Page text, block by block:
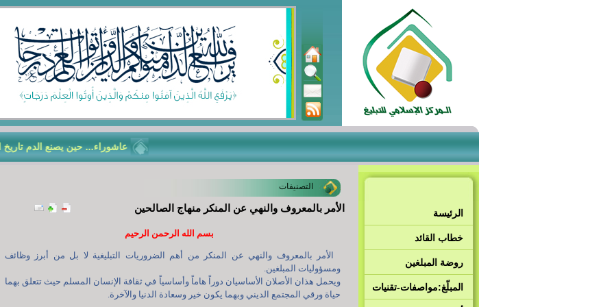
عاشوراء... حين يصنع الدم تاريخ
الرئيسة
خطاب القائد
روضة المبلغين
المبلّغ:مواصفات-تقنيات
التصنيفات
الأمر بالمعروف والنهي عن المنكر منهاج الصالحين
بسم الله الرحمن الرحيم
الأمر بالمعروف والنهي عن المنكر من أهم الضروريات التبليغية لا بل من أبرز وظائف
ومسؤوليات المبلغين.
ويحمل هذان الأصلان الأساسيان دوراً هاماً وأساسياً في ثقافة الإنسان المسلم حيث تتعلق بهما
حياة ورقي المجتمع الديني وبهما يكون خير وسعادة الدنيا والآخرة.